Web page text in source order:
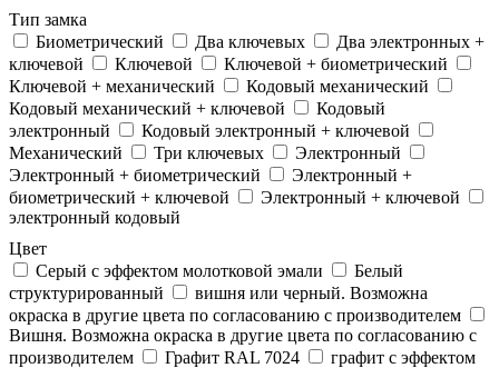
Тип замка
Биометрический
Два ключевых
Два электронныx +
ключевой
Ключевой
Ключевой + биометрический
Ключевой + механический
Кодовый механический
Кодовый механический + ключевой
Кодовый
электронный
Кодовый электронный + ключевой
Механический
Три ключевых
Электронный
Электронный + биометрический
Электронный +
биометрический + ключевой
Электронный + ключевой
электронный кодовый
Цвет
Cерый с эффектом молотковой эмали
Белый
структурированный
вишня или черный. Возможна
окраска в другие цвета по согласованию с производителем
Вишня. Возможна окраска в другие цвета по согласованию с
производителем
Графит RAL 7024
графит с эффектом